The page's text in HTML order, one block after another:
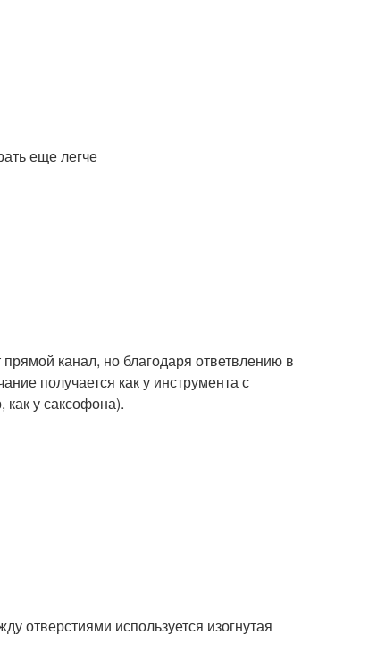
еще легче
канал, но благодаря ответвлению в
получается как у инструмента с
как у саксофона).
отверстиями используется изогнутая